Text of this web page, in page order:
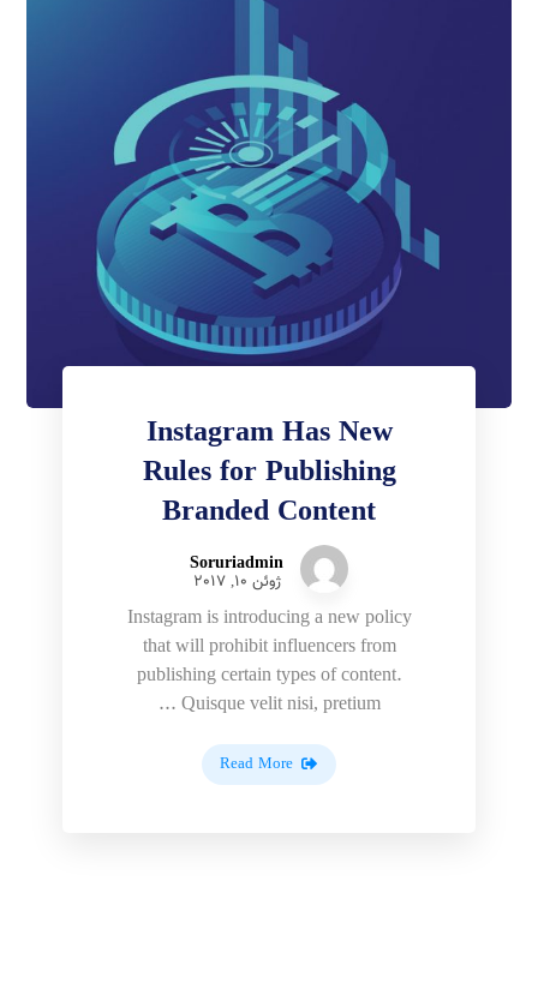
Instagram Has New
Rules for Publishing
Branded Content
Soruriadmin
ژوئن 10, 2017
Instagram is introducing a new policy
that will prohibit influencers from
publishing certain types of content.
Quisque velit nisi, pretium ...
Read More